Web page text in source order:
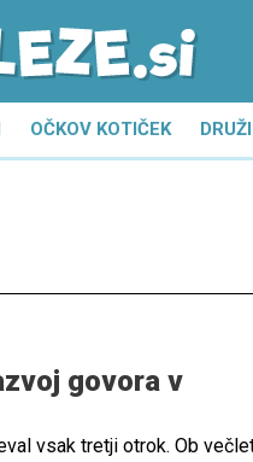
OČKOV KOTIČEK
govora v
vsak tretji otrok. Ob